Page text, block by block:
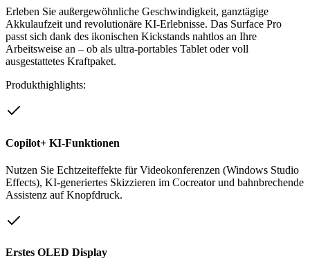
Erleben Sie außergewöhnliche Geschwindigkeit, ganztägige
Akkulaufzeit und revolutionäre KI-Erlebnisse. Das Surface Pro
passt sich dank des ikonischen Kickstands nahtlos an Ihre
Arbeitsweise an – ob als ultra-portables Tablet oder voll
ausgestattetes Kraftpaket.
Produkthighlights:
Copilot+ KI-Funktionen
Nutzen Sie Echtzeiteffekte für Videokonferenzen (Windows Studio
Effects), KI-generiertes Skizzieren im Cocreator und bahnbrechende
Assistenz auf Knopfdruck.
Erstes OLED Display